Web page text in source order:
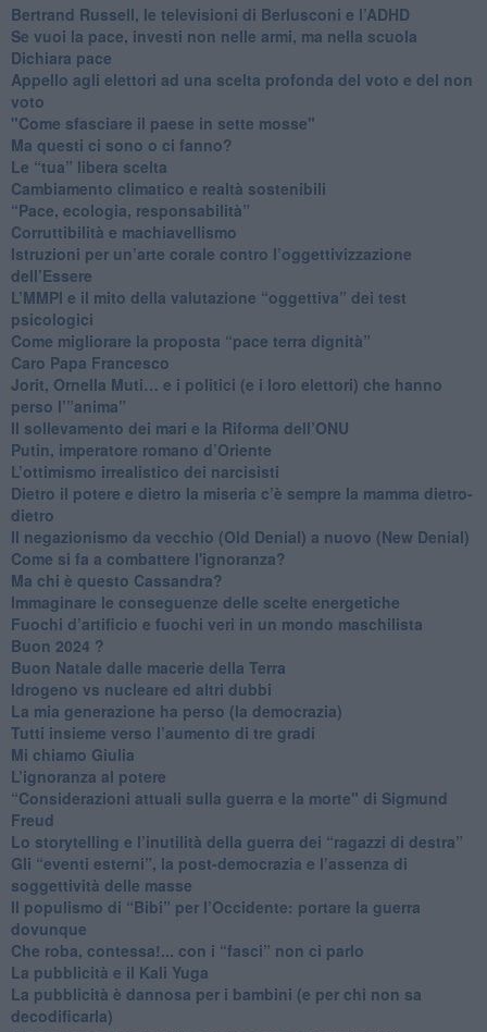
​Bertrand Russell, le televisioni di Berlusconi e l’ADHD
​Se vuoi la pace, investi non nelle armi, ma nella scuola
​Dichiara pace
​Appello agli elettori ad una scelta profonda del voto e del non
voto
"Come sfasciare il paese in sette mosse"
​Ma questi ci sono o ci fanno?
​Le “tua” libera scelta
Cambiamento climatico e realtà sostenibili
“Pace, ecologia, responsabilità”
​Corruttibilità e machiavellismo
Istruzioni per un’arte corale contro l’oggettivizzazione
dell’Essere
​L’MMPI e il mito della valutazione “oggettiva” dei test
psicologici
Come migliorare la proposta “pace terra dignità”
Caro Papa Francesco
​Jorit, Ornella Muti… e i politici (e i loro elettori) che hanno
perso l’”anima”
​Il sollevamento dei mari e la Riforma dell’ONU
Putin, imperatore romano d’Oriente
​L’ottimismo irrealistico dei narcisisti
​Dietro il potere e dietro la miseria c’è sempre la mamma dietro-
dietro
Il negazionismo da vecchio (Old Denial) a nuovo (New Denial)
Come si fa a combattere l'ignoranza?
Ma chi è questo Cassandra?
Immaginare le conseguenze delle scelte energetiche
​Fuochi d’artificio e fuochi veri in un mondo maschilista
Buon 2024 ?
​Buon Natale dalle macerie della Terra
​Idrogeno vs nucleare ed altri dubbi
​La mia generazione ha perso (la democrazia)
​Tutti insieme verso l’aumento di tre gradi
Mi chiamo Giulia
L’ignoranza al potere
​“Considerazioni attuali sulla guerra e la morte" di Sigmund
Freud
​Lo storytelling e l’inutilità della guerra dei “ragazzi di destra”
​Gli “eventi esterni”, la post-democrazia e l’assenza di
soggettività delle masse
​Il populismo di “Bibi” per l’Occidente: portare la guerra
dovunque
​Che roba, contessa!... con i “fasci” non ci parlo
La pubblicità e il Kali Yuga
​La pubblicità è dannosa per i bambini (e per chi non sa
decodificarla)